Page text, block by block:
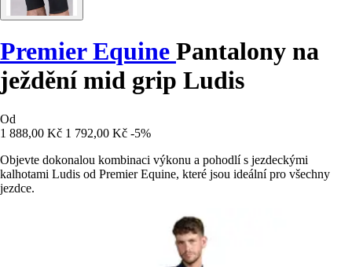
Premier Equine Pantalony na
ježdění mid grip Ludis
Od
1 888,00 Kč 1 792,00 Kč -5%
Objevte dokonalou kombinaci výkonu a pohodlí s jezdeckými
kalhotami Ludis od Premier Equine, které jsou ideální pro všechny
jezdce.